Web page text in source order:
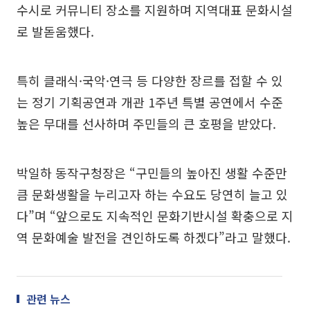
수시로 커뮤니티 장소를 지원하며 지역대표 문화시설
로 발돋움했다.
특히 클래식·국악·연극 등 다양한 장르를 접할 수 있
는 정기 기획공연과 개관 1주년 특별 공연에서 수준
높은 무대를 선사하며 주민들의 큰 호평을 받았다.
박일하 동작구청장은 “구민들의 높아진 생활 수준만
큼 문화생활을 누리고자 하는 수요도 당연히 늘고 있
다”며 “앞으로도 지속적인 문화기반시설 확충으로 지
역 문화예술 발전을 견인하도록 하겠다”라고 말했다.
관련 뉴스